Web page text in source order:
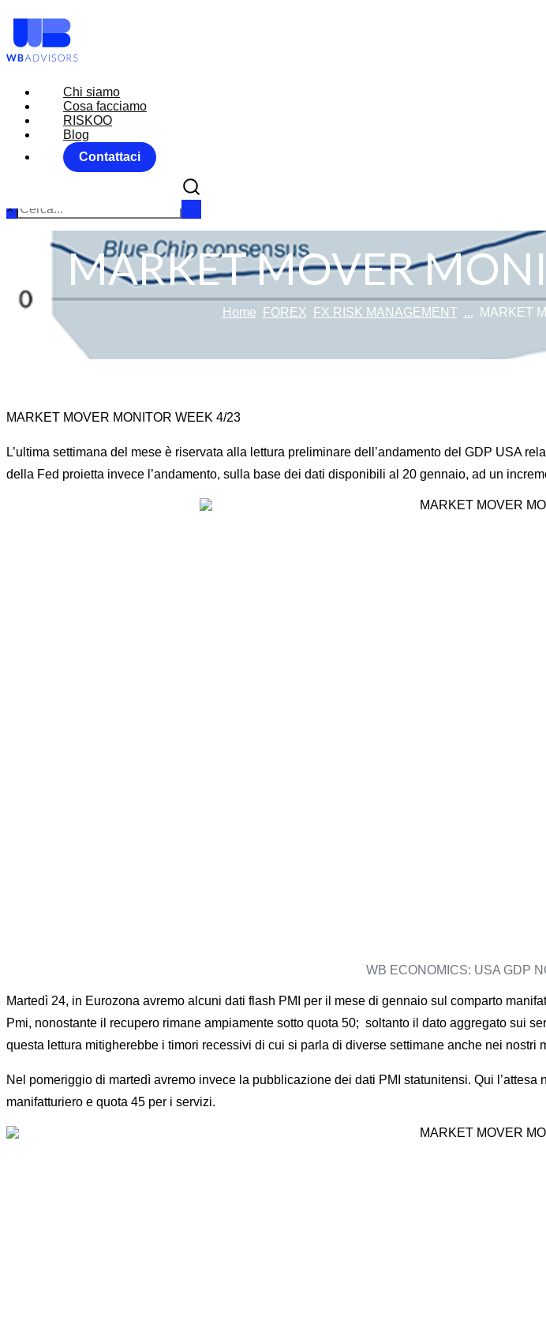
Chi siamo
Cosa facciamo
RISKOO
Blog
Contattaci
Chi siamo
Cosa facciamo
RISKOO
Blog
Contattaci
×
MARKET MOVER
Home FOREX FX RISK MANAGEMENT ... MARKET
MARKET MOVER MONITOR WEEK 4/23
L’ultima settimana del mese è riservata alla lettura preliminare dell’andamento del GDP USA
della Fed proietta invece l’andamento, sulla base dei dati disponibili al 20 gennaio, ad un
WB ECONOMICS: USA GDP
Martedì 24, in Eurozona avremo alcuni dati flash PMI per il mese di gennaio sul comparto
Pmi, nonostante il recupero rimane ampiamente sotto quota 50; soltanto il dato aggregato sui
questa lettura mitigherebbe i timori recessivi di cui si parla di diverse settimane anche nei nostri
Nel pomeriggio di martedì avremo invece la pubblicazione dei dati PMI statunitensi. Qui
manifatturiero e quota 45 per i servizi.